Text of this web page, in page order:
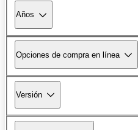
Años
Opciones de compra en línea
Versión